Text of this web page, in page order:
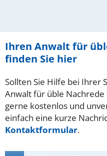
Ihren Anwalt für
finden Sie hier
Sollten Sie Hilfe bei Ihrer
Anwalt für üble
gerne kostenlos und
einfach eine kurze
Kontaktformular.